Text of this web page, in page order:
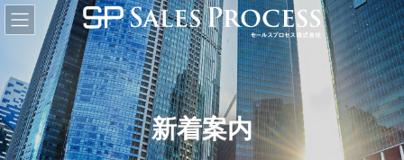
コ
ン
テ
へ
ス
キ
ッ
プ
ナ
ビ
ゲ
ョ
ン
に
移
動
新着案内